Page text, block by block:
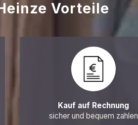
Vorteile
Kauf auf Rechnung
sicher und bequem zahlen